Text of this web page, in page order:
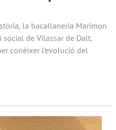
la bacallaneria Marimon
de Vilassar de Dalt.
conèixer l’evolució del